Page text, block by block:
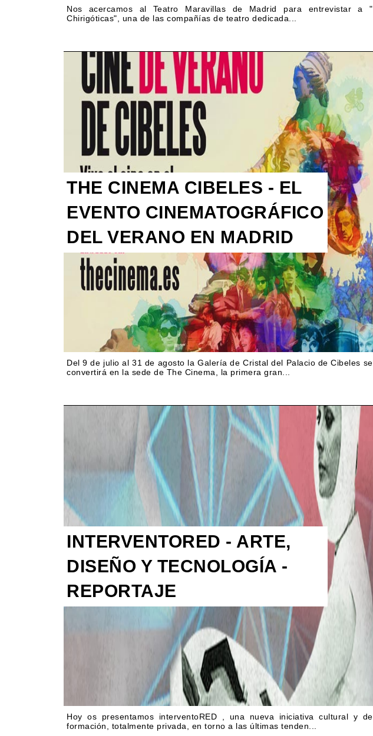
Nos acercamos al Teatro Maravillas de Madrid para entrevistar a "
Chirigóticas", una de las compañías de teatro dedicada...
THE CINEMA CIBELES - EL
EVENTO CINEMATOGRÁFICO
DEL VERANO EN MADRID
Del 9 de julio al 31 de agosto la Galería de Cristal del Palacio de Cibeles se
convertirá en la sede de The Cinema, la primera gran...
INTERVENTORED - ARTE,
DISEÑO Y TECNOLOGÍA -
REPORTAJE
Hoy os presentamos interventoRED , una nueva iniciativa cultural y de
formación, totalmente privada, en torno a las últimas tenden...